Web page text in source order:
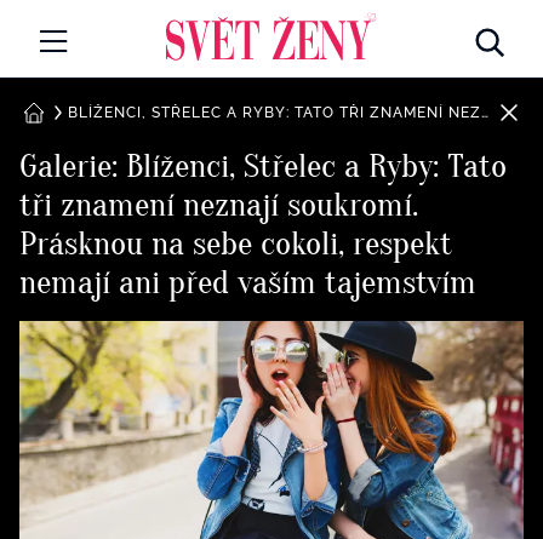
MÓDA A KRÁSA
CELEBRITY
Všechny kategorie
Rozhovory
RETROHUBKY
PSYCHOLOGIE
Všechny kategorie
Seberozvoj
ZDRAVÍ
Všechny kategorie
Životní styl
ZÁBAVA
Všechny kategorie
BYDLENÍ
DOMŮ BLÍŽENCI, STŘELEC A RYBY: TATO TŘI ZNAMENÍ NEZNAJÍ SOUKROMÍ. PRÁSKNOU NA SEBE COKOLI, RESPEKT NEMAJÍ ANI PŘED VAŠÍM TAJEMSTVÍM
Galerie: Blíženci, Střelec a Ryby: Tato
tři znamení neznají soukromí.
Prásknou na sebe cokoli, respekt
nemají ani před vaším tajemstvím